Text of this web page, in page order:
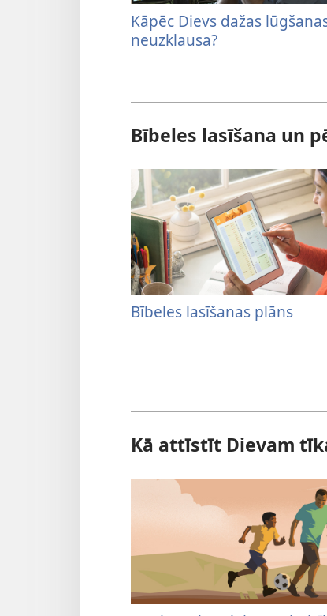
Kāpēc Dievs dažas
neuzklausa?
Bībeles lasīšana un
Bībeles lasīšanas plāns
Kā attīstīt Dievam